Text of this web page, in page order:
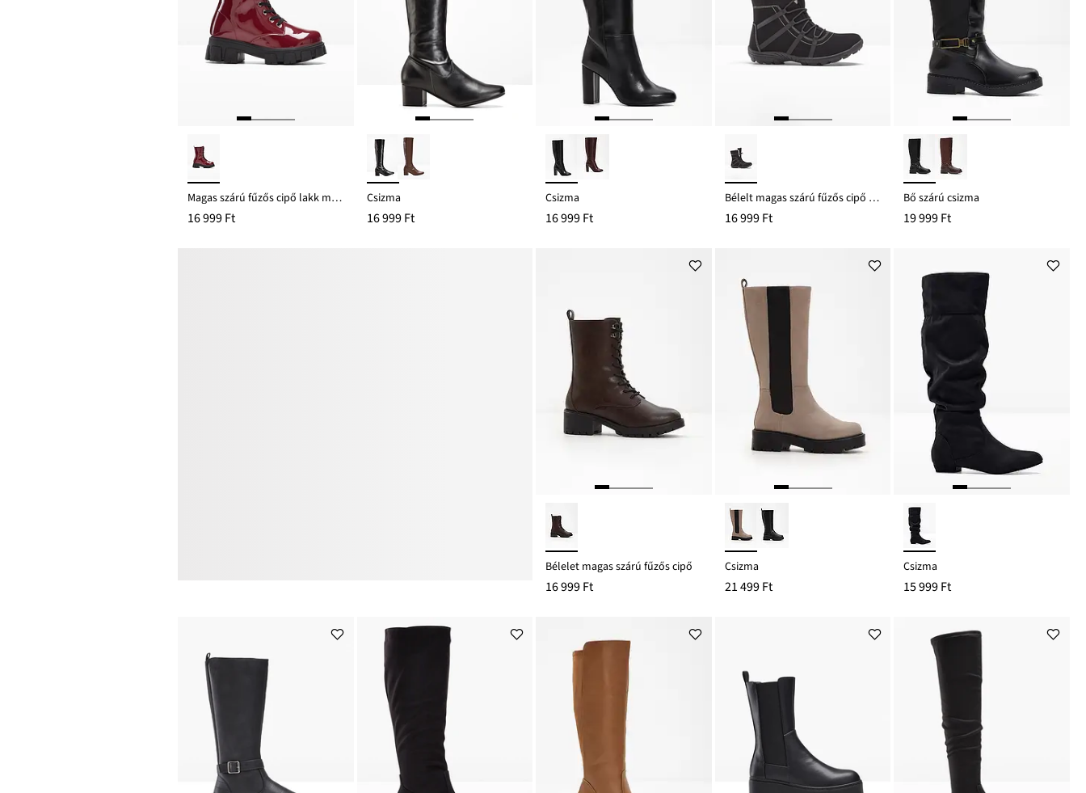
Magas szárú fűzős cipő lakk megjelenésben
16 999 Ft
Csizma
16 999 Ft
Csizma
16 999 Ft
Bélelt magas szárú fűzős cipő Tex-membránnal
16 999 Ft
Bő szárú csizma
19 999 Ft
Bélelet magas szárú fűzős cipő
16 999 Ft
Csizma
21 499 Ft
Csizma
15 999 Ft